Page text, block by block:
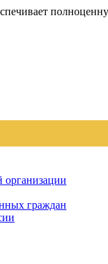
организации
граждан